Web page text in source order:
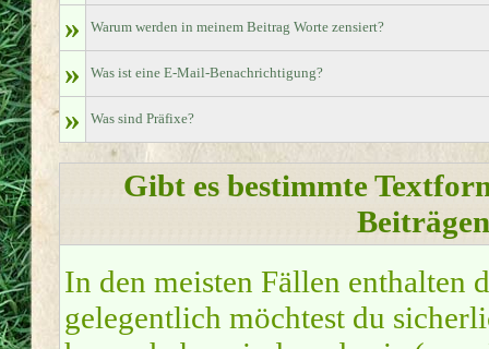
» Warum werden in meinem Beitrag Worte zensiert?
» Was ist eine E-Mail-Benachrichtigung?
» Was sind Präfixe?
Gibt es bestimmte
In den meisten Fällen enthalten
gelegentlich möchtest du